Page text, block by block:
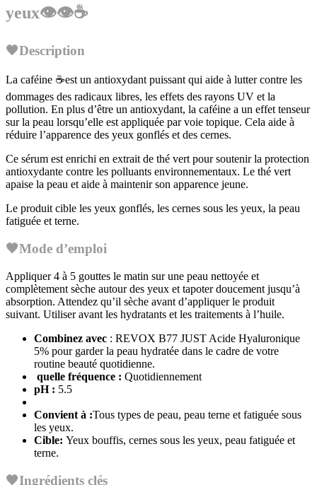
yeux👁️👁️☕
🖤Description
La caféine ☕est un antioxydant puissant qui aide à lutter contre les
dommages des radicaux libres, les effets des rayons UV et la
pollution. En plus d’être un antioxydant, la caféine a un effet tenseur
sur la peau lorsqu’elle est appliquée par voie topique. Cela aide à
réduire l’apparence des yeux gonflés et des cernes.
Ce sérum est enrichi en extrait de thé vert pour soutenir la protection
antioxydante contre les polluants environnementaux. Le thé vert
apaise la peau et aide à maintenir son apparence jeune.
Le produit cible les yeux gonflés, les cernes sous les yeux, la peau
fatiguée et terne.
🖤Mode d’emploi
Appliquer 4 à 5 gouttes le matin sur une peau nettoyée et
complètement sèche autour des yeux et tapoter doucement jusqu’à
absorption. Attendez qu’il sèche avant d’appliquer le produit
suivant. Utiliser avant les hydratants et les traitements à l’huile.
Combinez avec : REVOX B77 JUST Acide Hyaluronique
5% pour garder la peau hydratée dans le cadre de votre
routine beauté quotidienne.
quelle fréquence : Quotidiennement
pH : 5.5
Convient à :Tous types de peau, peau terne et fatiguée sous
les yeux.
Cible: Yeux bouffis, cernes sous les yeux, peau fatiguée et
terne.
🖤Ingrédients clés